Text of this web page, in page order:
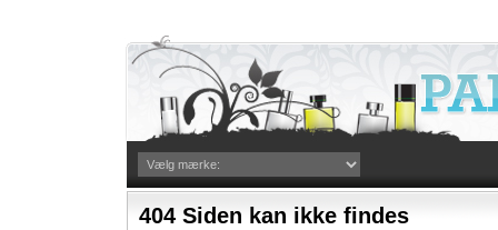
404 Siden kan ikke findes